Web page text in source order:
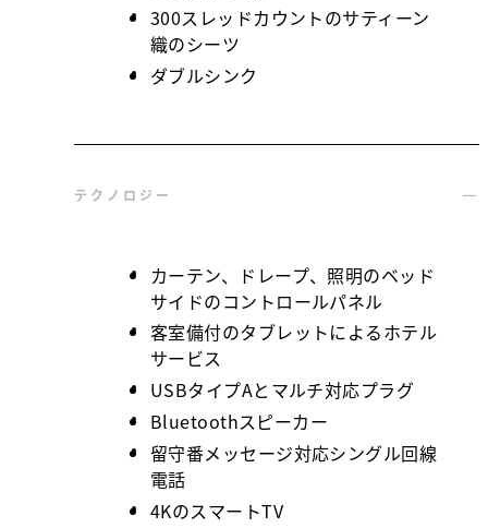
300スレッドカウントのサティーン
織のシーツ
ダブルシンク
テクノロジー
カーテン、ドレープ、照明のベッド
サイドのコントロールパネル
客室備付のタブレットによるホテル
サービス
USBタイプAとマルチ対応プラグ
Bluetoothスピーカー
留守番メッセージ対応シングル回線
電話
4KのスマートTV